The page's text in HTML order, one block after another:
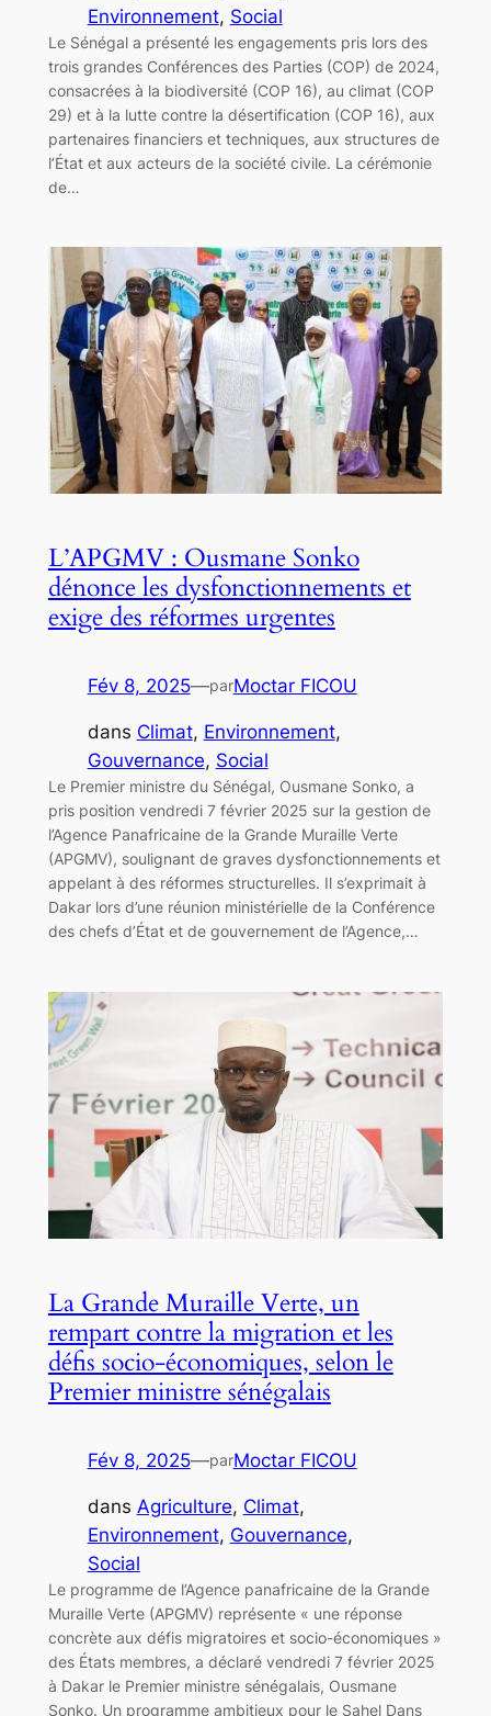
Environnement, Social
Le Sénégal a présenté les engagements pris lors des
trois grandes Conférences des Parties (COP) de 2024,
consacrées à la biodiversité (COP 16), au climat (COP
29) et à la lutte contre la désertification (COP 16), aux
partenaires financiers et techniques, aux structures de
l’État et aux acteurs de la société civile. La cérémonie
de…
L’APGMV : Ousmane Sonko
dénonce les dysfonctionnements et
exige des réformes urgentes
Fév 8, 2025—parMoctar FICOU
dans Climat, Environnement
Gouvernance, Social
Le Premier ministre du Sénégal, Ousmane Sonko, a
pris position vendredi 7 février 2025 sur la gestion de
l’Agence Panafricaine de la Grande Muraille Verte
(APGMV), soulignant de graves dysfonctionnements et
appelant à des réformes structurelles. Il s’exprimait à
Dakar lors d’une réunion ministérielle de la Conférence
des chefs d’État et de gouvernement de l’Agence,…
La Grande Muraille Verte, un
rempart contre la migration et les
défis socio-économiques, selon le
Premier ministre sénégalais
Fév 8, 2025—parMoctar FICOU
dans Agriculture, Climat
Environnement, Gouvernance
Social
Le programme de l’Agence panafricaine de la Grande
Muraille Verte (APGMV) représente « une réponse
concrète aux défis migratoires et socio-économiques »
des États membres, a déclaré vendredi 7 février 2025
à Dakar le Premier ministre sénégalais, Ousmane
Sonko. Un programme ambitieux pour le Sahel Dans